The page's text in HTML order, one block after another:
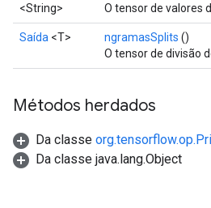
<String>
O tensor de valores
Saída <T> ngramasSplits ()
O tensor de divisão
Métodos herdados
Da classe
Da classe java.lang.Object